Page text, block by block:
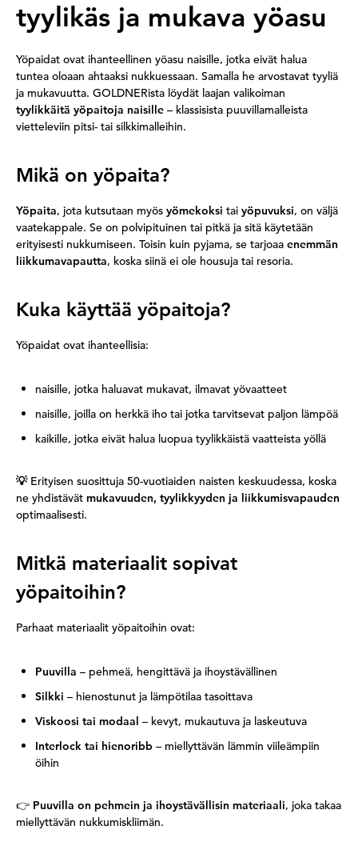
tyylikäs ja mukava yöasu
Yöpaidat ovat ihanteellinen yöasu naisille, jotka eivät halua
tuntea oloaan ahtaaksi nukkuessaan. Samalla he arvostavat tyyliä
ja mukavuutta. GOLDNERista löydät laajan valikoiman
tyylikkäitä yöpaitoja naisille – klassisista puuvillamalleista
vietteleviin pitsi- tai silkkimalleihin.
Mikä on yöpaita?
Yöpaita, jota kutsutaan myös yömekoksi tai yöpuvuksi, on väljä
vaatekappale. Se on polvipituinen tai pitkä ja sitä käytetään
erityisesti nukkumiseen. Toisin kuin pyjama, se tarjoaa enemmän
liikkumavapautta, koska siinä ei ole housuja tai resoria.
Kuka käyttää yöpaitoja?
Yöpaidat ovat ihanteellisia:
naisille, jotka haluavat mukavat, ilmavat yövaatteet
naisille, joilla on herkkä iho tai jotka tarvitsevat paljon lämpöä
kaikille, jotka eivät halua luopua tyylikkäistä vaatteista yöllä
💡Erityisen suosittuja 50-vuotiaiden naisten keskuudessa, koska
ne yhdistävät mukavuuden, tyylikkyyden ja liikkumisvapauden
optimaalisesti.
Mitkä materiaalit sopivat
yöpaitoihin?
Parhaat materiaalit yöpaitoihin ovat:
Puuvilla – pehmeä, hengittävä ja ihoystävällinen
Silkki – hienostunut ja lämpötilaa tasoittava
Viskoosi tai modaal – kevyt, mukautuva ja laskeutuva
Interlock tai hienoribb – miellyttävän lämmin viileämpiin
öihin
👉 Puuvilla on pehmein ja ihoystävällisin materiaali, joka takaa
miellyttävän nukkumiskliimän.